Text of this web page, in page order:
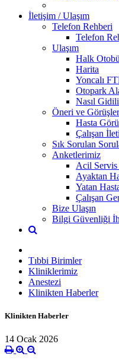
İletişim / Ulaşım
Telefon Rehberi
Telefon
Ulaşım
Halk
Harita
Yoncalı
Otopark
Nasıl
Öneri ve
Hasta
Çalışan
Sık Sorulan
Anketlerimiz
Acil
Ayaktan
Yatan
Çalışan
Bize Ulaşın
Bilgi Güvenliği
Tıbbi Birimler
Kliniklerimiz
Anestezi
Klinikten Haberler
Klinikten Haberler
14 Ocak 2026